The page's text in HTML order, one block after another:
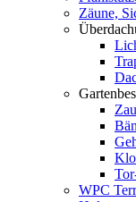
Zäune,
WPC